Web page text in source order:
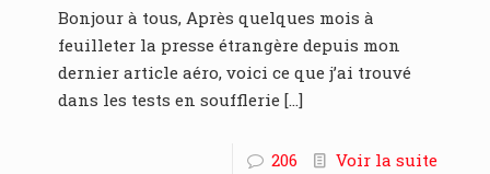
Bonjour à tous, Après quelques mois à
feuilleter la presse étrangère depuis mon
dernier article aéro, voici ce que j’ai trouvé
dans les tests en soufflerie […]
206 Voir la suite